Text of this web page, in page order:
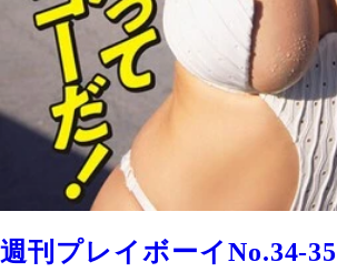
週刊プレイボーイNo.34-35